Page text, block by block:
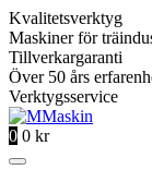
Kvalitetsverktyg
Maskiner för
Tillverkargaranti
Över 50 års
Verktygsservice
0 0 kr